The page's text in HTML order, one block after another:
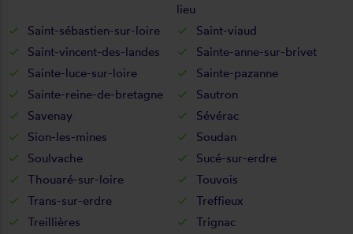
lieu
Saint-sébastien-sur-loire
Saint-viaud
Saint-vincent-des-landes
Sainte-anne-sur-brivet
Sainte-luce-sur-loire
Sainte-pazanne
Sainte-reine-de-bretagne
Sautron
Savenay
Sévérac
Sion-les-mines
Soudan
Soulvache
Sucé-sur-erdre
Thouaré-sur-loire
Touvois
Trans-sur-erdre
Treffieux
Treillières
Trignac